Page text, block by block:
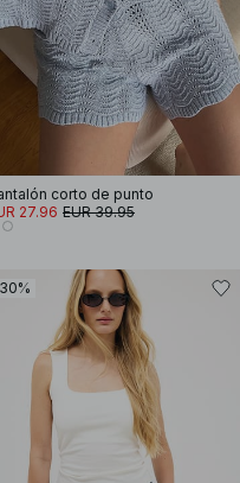
corto de punto
27.96 EUR 39.95